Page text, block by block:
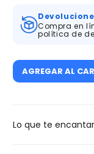
Cámara
solar
batería
Compra en
política de
AGREGAR AL
Lo que te